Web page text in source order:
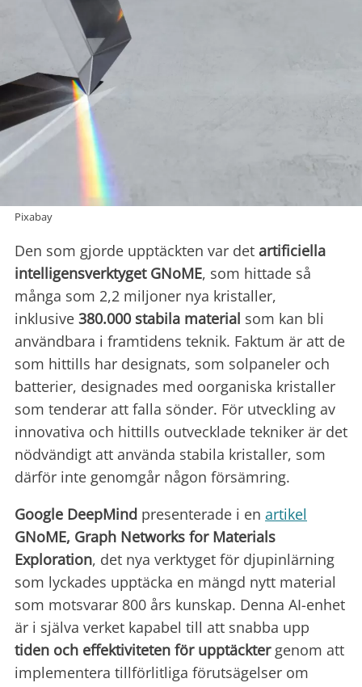
Pixabay
Den som gjorde upptäckten var det artificiella
intelligensverktyget GNoME, som hittade så
många som 2,2 miljoner nya kristaller,
inklusive 380.000 stabila material som kan bli
användbara i framtidens teknik. Faktum är att de
som hittills har designats, som solpaneler och
batterier, designades med oorganiska kristaller
som tenderar att falla sönder. För utveckling av
innovativa och hittills outvecklade tekniker är det
nödvändigt att använda stabila kristaller, som
därför inte genomgår någon försämring.
Google DeepMind presenterade i en artikel
GNoME, Graph Networks for Materials
Exploration, det nya verktyget för djupinlärning
som lyckades upptäcka en mängd nytt material
som motsvarar 800 års kunskap. Denna AI-enhet
är i själva verket kapabel till att snabba upp
tiden och effektiviteten för upptäcktergenom att
implementera tillförlitliga förutsägelser om